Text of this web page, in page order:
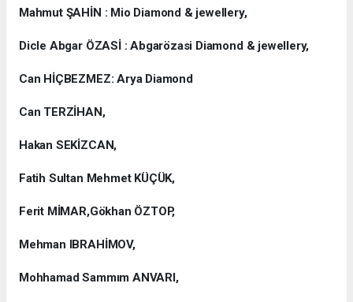
Mahmut ŞAHİN : Mio Diamond & jewellery,
Dicle Abgar ÖZASİ : Abgarözasi Diamond & jewellery,
Can HİÇBEZMEZ: Arya Diamond
Can TERZİHAN,
Hakan SEKİZCAN,
Fatih Sultan Mehmet KÜÇÜK,
Ferit MİMAR,Gökhan ÖZTOP,
Mehman IBRAHİMOV,
Mohhamad Sammım ANVARI,